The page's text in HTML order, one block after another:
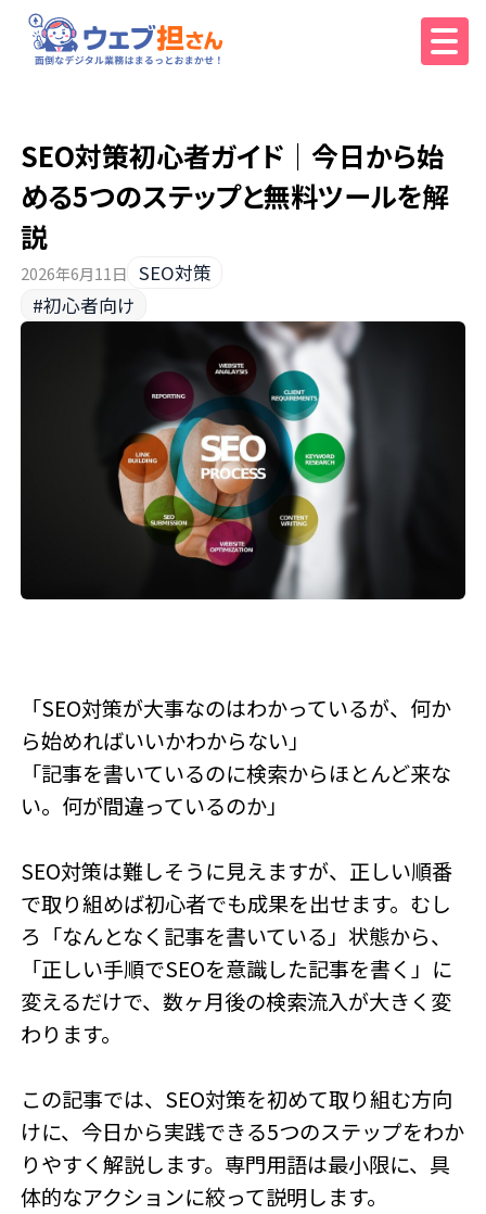
SEO対策初心者ガイド｜今日から始
める5つのステップと無料ツールを解
説
2026年6月11日 SEO対策
#初心者向け
「SEO対策が大事なのはわかっているが、何か
ら始めればいいかわからない」
「記事を書いているのに検索からほとんど来な
い。何が間違っているのか」
SEO対策は難しそうに見えますが、正しい順番
で取り組めば初心者でも成果を出せます。むし
ろ「なんとなく記事を書いている」状態から、
「正しい手順でSEOを意識した記事を書く」に
変えるだけで、数ヶ月後の検索流入が大きく変
わります。
この記事では、SEO対策を初めて取り組む方向
けに、今日から実践できる5つのステップをわか
りやすく解説します。専門用語は最小限に、具
体的なアクションに絞って説明します。